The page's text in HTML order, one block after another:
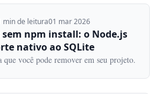
min de leitura01 mar 2026
sem npm install: o Node.js
nativo ao SQLite
que você pode remover em seu projeto.